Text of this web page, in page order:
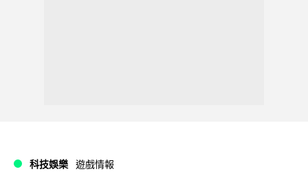
科技娛樂 遊戲情報